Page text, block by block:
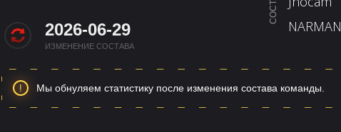
2026-06-29
ИЗМЕНЕНИЕ СОСТАВА
NARMAN
Мы обнуляем статистику после изменения состава команды.